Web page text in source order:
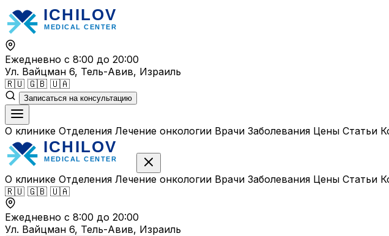
Перейти
к
содержимому
Ежедневно с 8:00 до 20:00
Ул. Вайцман 6, Тель-Авив, Израиль
🇷🇺 🇬🇧 🇺🇦
Записаться на консультацию
О клинике Отделения Лечение онкологии Врачи Заболевания Цены Статьи
О клинике Отделения Лечение онкологии Врачи Заболевания Цены Статьи
🇷🇺 🇬🇧 🇺🇦
Ежедневно с 8:00 до 20:00
Ул. Вайцман 6, Тель-Авив, Израиль